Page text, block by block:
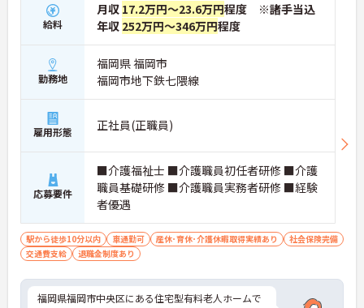
給料
月収 17.2万円～23.6万円程度 ※諸手当込
年収 252万円～346万円程度
勤務地
福岡県 福岡市
福岡市地下鉄七隈線
雇用形態 正社員(正職員)
応募要件
■介護福祉士 ■介護職員初任者研修 ■介護
職員基礎研修 ■介護職員実務者研修 ■経験
者優遇
駅から徒歩10分以内 車通勤可 産休･育休･介護休暇取得実績あり
社会保険完備
交通費支給
退職金制度あり
福岡県福岡市中央区にある住宅型有料老人ホームで